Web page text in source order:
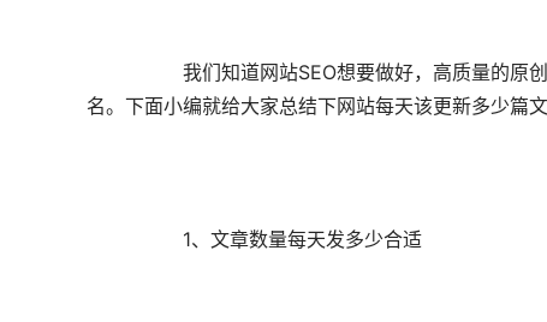
我们知道网站SEO想要做好，高质量的
名。下面小编就给大家总结下网站每天该更新多少篇文